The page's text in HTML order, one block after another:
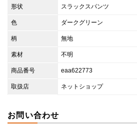
形状 スラックスパンツ
色 ダークグリーン
柄 無地
素材 不明
商品番号 eaa622773
取扱店 ネットショップ
お問い合わせ